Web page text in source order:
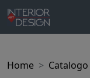
Home Catalogo